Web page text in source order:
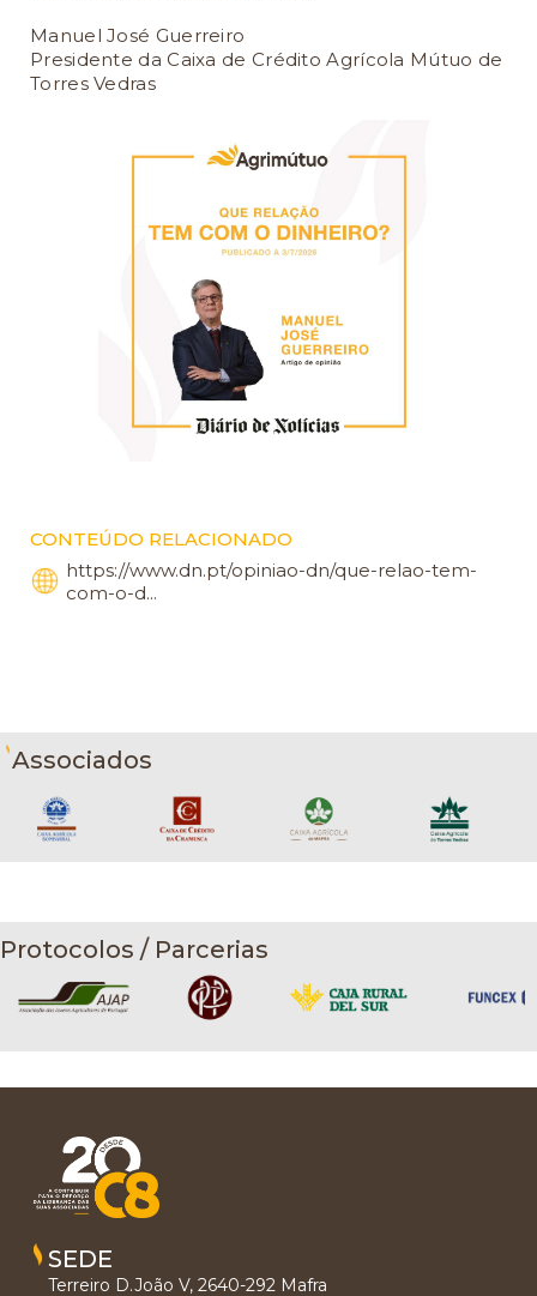
Manuel José Guerreiro
Presidente da Caixa de Crédito Agrícola Mútuo de
Torres Vedras
CONTEÚDO RELACIONADO
https://www.dn.pt/opiniao-dn/que-relao-tem-
com-o-d...
Associados
Protocolos / Parcerias
SEDE
Terreiro D.João V, 2640-292 Mafra